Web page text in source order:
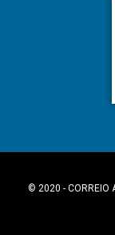
© 2020 - CORREIO